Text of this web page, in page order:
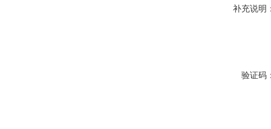
补充说明
验证码